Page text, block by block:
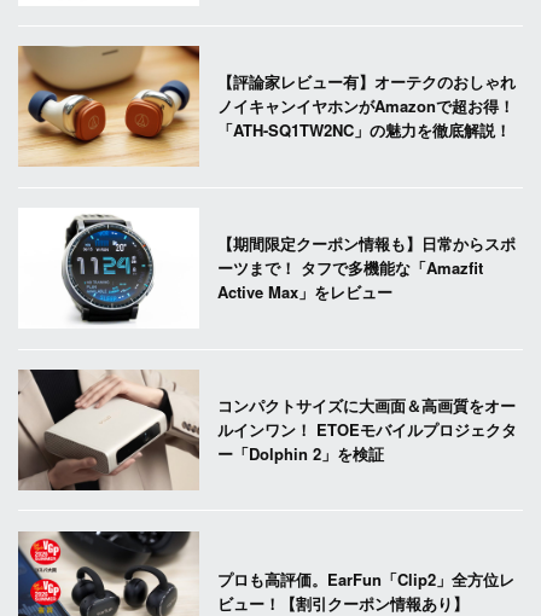
【評論家レビュー有】オーテクのおしゃれ
ノイキャンイヤホンがAmazonで超お得！
「ATH-SQ1TW2NC」の魅力を徹底解説！
【期間限定クーポン情報も】日常からスポ
ーツまで！ タフで多機能な「Amazfit
Active Max」をレビュー
コンパクトサイズに大画面＆高画質をオー
ルインワン！ ETOEモバイルプロジェクタ
ー「Dolphin 2」を検証
プロも高評価。EarFun「Clip2」全方位レ
ビュー！【割引クーポン情報あり】